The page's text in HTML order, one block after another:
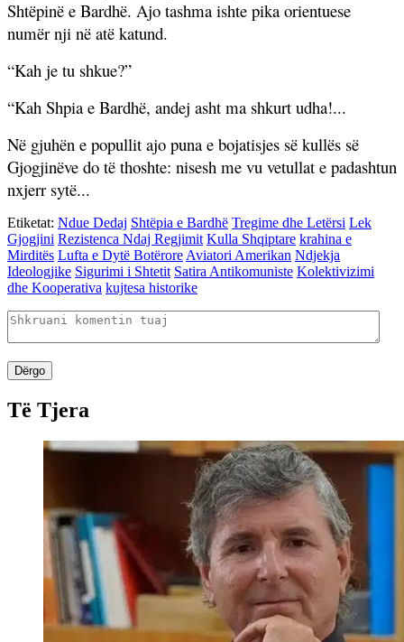
Shtëpinë e Bardhë. Ajo tashma ishte pika orientuese
numër nji në atë katund.
“Kah je tu shkue?”
“Kah Shpia e Bardhë, andej asht ma shkurt udha!...
Në gjuhën e popullit ajo puna e bojatisjes së kullës së
Gjogjinëve do të thoshte: nisesh me vu vetullat e padashtun
nxjerr sytë...
Etiketat: Ndue Dedaj Shtëpia e Bardhë Tregime dhe Letërsi Lek
Gjogjini Rezistenca Ndaj Regjimit Kulla Shqiptare krahina e
Mirditës Lufta e Dytë Botërore Aviatori Amerikan Ndjekja
Ideologjike Sigurimi i Shtetit Satira Antikomuniste Kolektivizimi
dhe Kooperativa kujtesa historike
Dërgo
Të Tjera